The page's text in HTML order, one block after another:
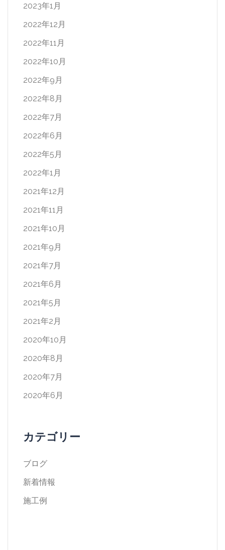
2023年1月
2022年12月
2022年11月
2022年10月
2022年9月
2022年8月
2022年7月
2022年6月
2022年5月
2022年1月
2021年12月
2021年11月
2021年10月
2021年9月
2021年7月
2021年6月
2021年5月
2021年2月
2020年10月
2020年8月
2020年7月
2020年6月
カテゴリー
ブログ
新着情報
施工例